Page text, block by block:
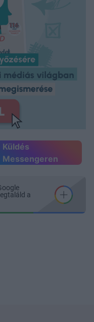
Küldés
Messengeren
a